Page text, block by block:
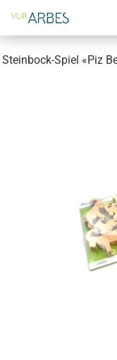
Steinbock-Spiel «Piz